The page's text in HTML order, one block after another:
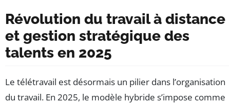
Révolution du travail à distance
et gestion stratégique des
talents en 2025
Le télétravail est désormais un pilier dans l’organisation
du travail. En 2025, le modèle hybride s’impose comme